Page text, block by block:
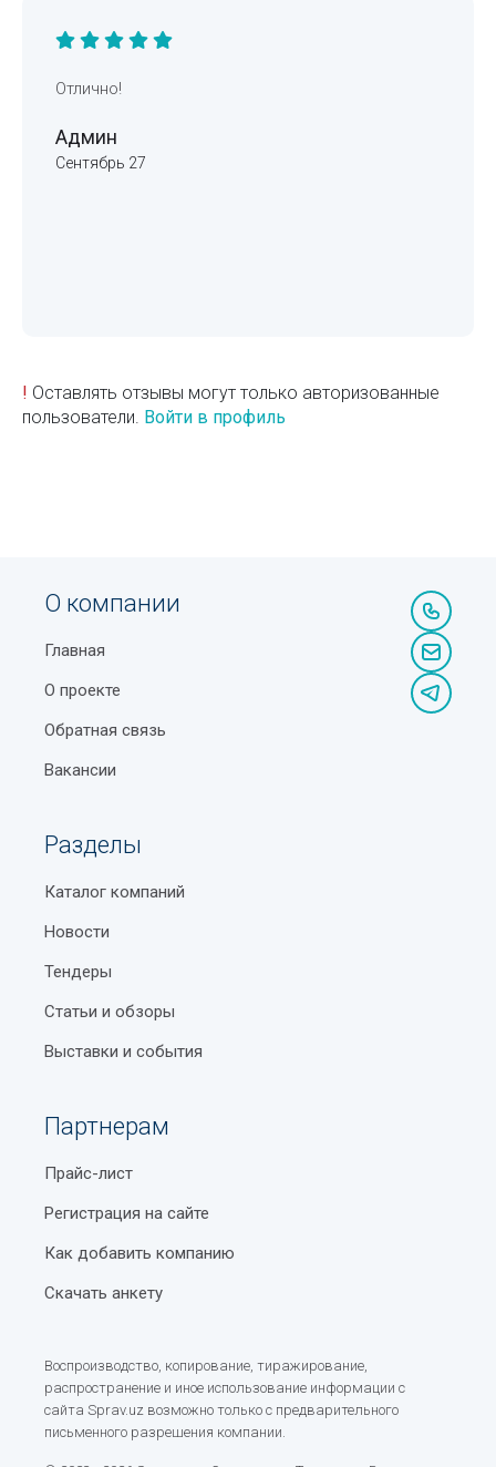
Отлично!
Админ
Сентябрь 27
! Оставлять отзывы могут только авторизованные
пользователи. Войти в профиль
О компании
Главная
О проекте
Обратная связь
Вакансии
Разделы
Каталог компаний
Новости
Тендеры
Статьи и обзоры
Выставки и события
Партнерам
Прайс-лист
Регистрация на сайте
Как добавить компанию
Скачать анкету
Воспроизводство, копирование, тиражирование,
распространение и иное использование информации с
сайта Sprav.uz возможно только с предварительного
письменного разрешения компании.